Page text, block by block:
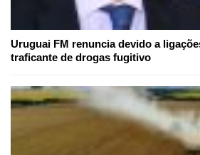
Uruguai FM renuncia devido a
traficante de drogas fugitivo